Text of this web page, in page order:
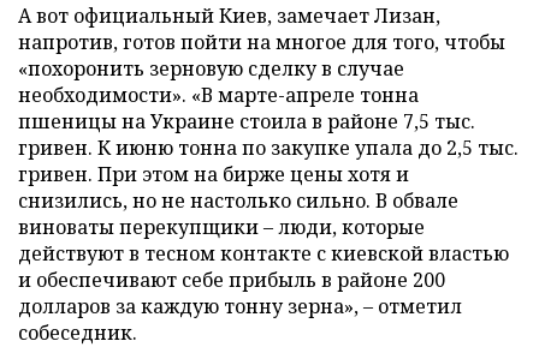
А вот официальный Киев, замечает Лизан,
напротив, готов пойти на многое для того, чтобы
«похоронить зерновую сделку в случае
необходимости». «В марте-апреле тонна
пшеницы на Украине стоила в районе 7,5 тыс.
гривен. К июню тонна по закупке упала до 2,5 тыс.
гривен. При этом на бирже цены хотя и
снизились, но не настолько сильно. В обвале
виноваты перекупщики – люди, которые
действуют в тесном контакте с киевской властью
и обеспечивают себе прибыль в районе 200
долларов за каждую тонну зерна», – отметил
собеседник.